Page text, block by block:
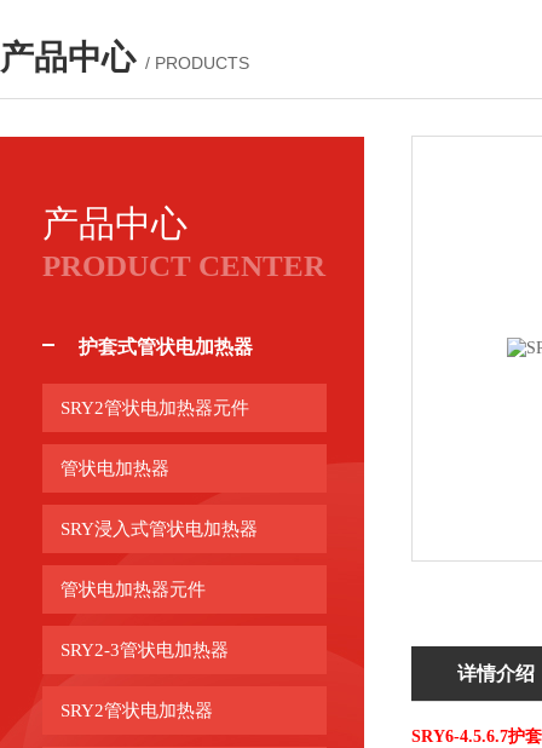
产品中心 / PRODUCTS
产品中心
PRODUCT CENTER
护套式管状电加热器
SRY2管状电加热器元件
管状电加热器
SRY浸入式管状电加热器
管状电加热器元件
SRY2-3管状电加热器
SRY2管状电加热器
详情介绍
SRY6-4.5.6.7护